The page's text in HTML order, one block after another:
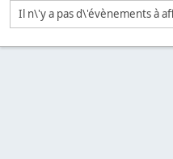
Il n\'y a pas d\'évènements à